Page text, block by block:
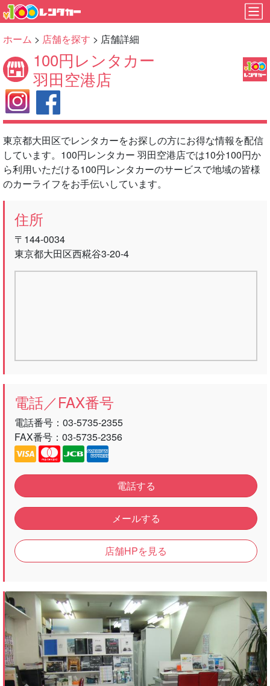
ホーム > 店舗を探す > 店舗詳細
100円レンタカー
羽田空港店
東京都大田区でレンタカーをお探しの方にお得な情報を配信
しています。100円レンタカー 羽田空港店では10分100円か
ら利用いただける100円レンタカーのサービスで地域の皆様
のカーライフをお手伝いしています。
住所
〒144-0034
東京都大田区西糀谷3-20-4
電話／FAX番号
電話番号： 03-5735-2355
FAX番号：03-5735-2356
電話する
メールする
店舗HPを見る